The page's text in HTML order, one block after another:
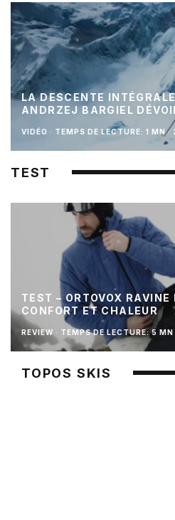
LA DESCENTE
ANDRZEJ BARGIEL
VIDÉO · TEMPS DE LECTURE: 1 MN ·
TEST
TEST – ORTOVOX
CONFORT ET CHALEUR
REVIEW · TEMPS DE LECTURE: 5 MN
TOPOS SKIS